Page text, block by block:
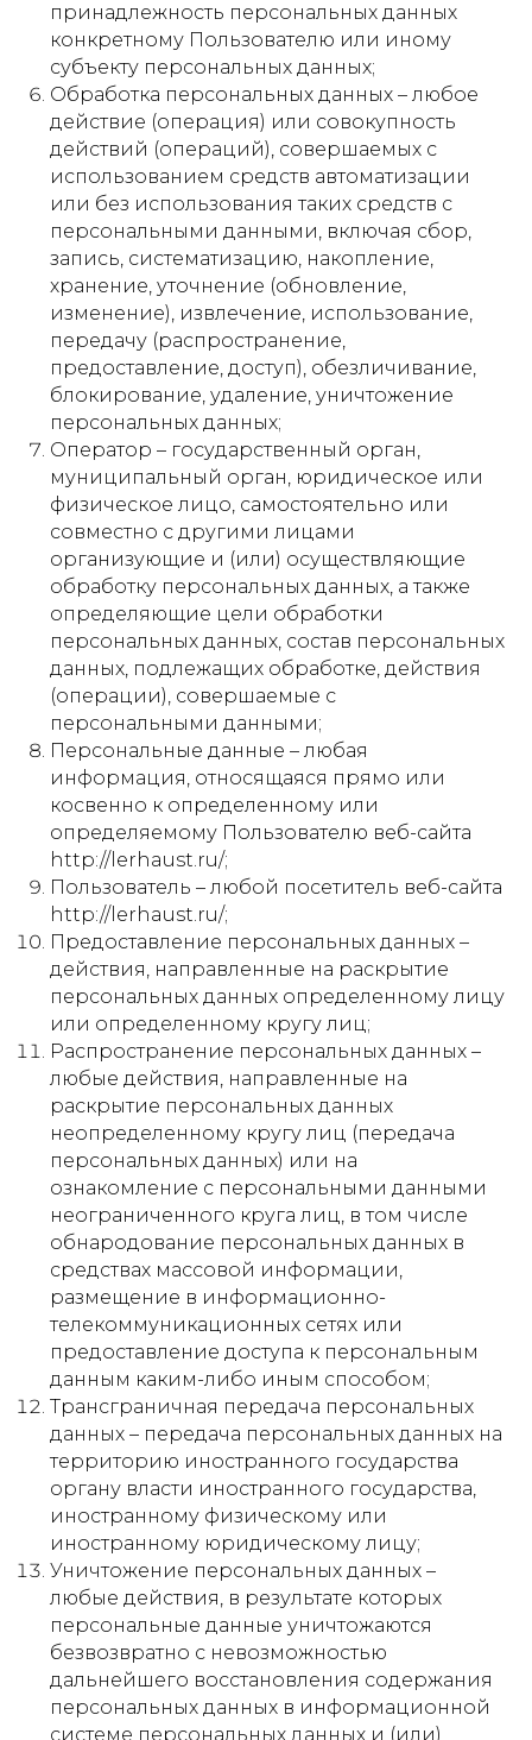
принадлежность персональных данных
конкретному Пользователю или иному
субъекту персональных данных;
Обработка персональных данных – любое
действие (операция) или совокупность
действий (операций), совершаемых с
использованием средств автоматизации
или без использования таких средств с
персональными данными, включая сбор,
запись, систематизацию, накопление,
хранение, уточнение (обновление,
изменение), извлечение, использование,
передачу (распространение,
предоставление, доступ), обезличивание,
блокирование, удаление, уничтожение
персональных данных;
Оператор – государственный орган,
муниципальный орган, юридическое или
физическое лицо, самостоятельно или
совместно с другими лицами
организующие и (или) осуществляющие
обработку персональных данных, а также
определяющие цели обработки
персональных данных, состав персональных
данных, подлежащих обработке, действия
(операции), совершаемые с
персональными данными;
Персональные данные – любая
информация, относящаяся прямо или
косвенно к определенному или
определяемому Пользователю веб-сайта
http://lerhaust.ru/;
Пользователь – любой посетитель веб-сайта
http://lerhaust.ru/;
Предоставление персональных данных –
действия, направленные на раскрытие
персональных данных определенному лицу
или определенному кругу лиц;
Распространение персональных данных –
любые действия, направленные на
раскрытие персональных данных
неопределенному кругу лиц (передача
персональных данных) или на
ознакомление с персональными данными
неограниченного круга лиц, в том числе
обнародование персональных данных в
средствах массовой информации,
размещение в информационно-
телекоммуникационных сетях или
предоставление доступа к персональным
данным каким-либо иным способом;
Трансграничная передача персональных
данных – передача персональных данных на
территорию иностранного государства
органу власти иностранного государства,
иностранному физическому или
иностранному юридическому лицу;
Уничтожение персональных данных –
любые действия, в результате которых
персональные данные уничтожаются
безвозвратно с невозможностью
дальнейшего восстановления содержания
персональных данных в информационной
системе персональных данных и (или)